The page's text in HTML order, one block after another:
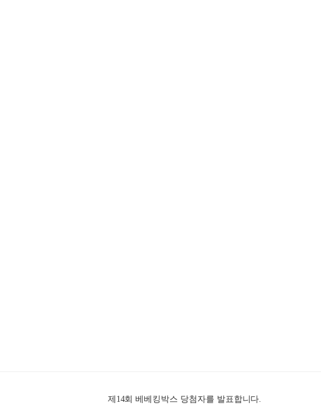
제14회 베베킹박스 당첨자를 발표합니다.